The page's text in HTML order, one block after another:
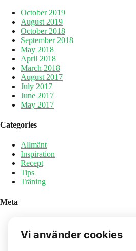
October 2019
August 2019
October 2018
September 2018
May 2018
April 2018
March 2018
August 2017
July 2017
June 2017
May 2017
Categories
Allmänt
Inspiration
Recept
Tips
Träning
Meta
Entries feed
Comments feed